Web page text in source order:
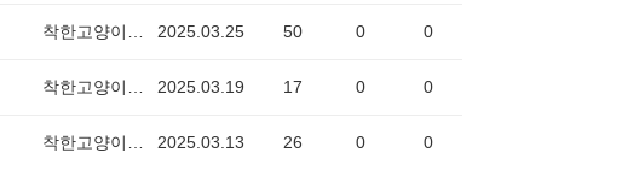
2025.03.25 50 0 0
2025.03.19 17 0 0
2025.03.13 26 0 0